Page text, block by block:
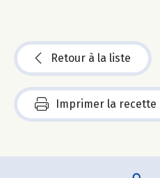
Retour à la liste
Imprimer la recette